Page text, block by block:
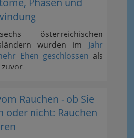
Phasen und
österreichischen
wurden im Jahr
Ehen geschlossen als
zuvor.
Rauchen - ob Sie
oder nicht: Rauchen